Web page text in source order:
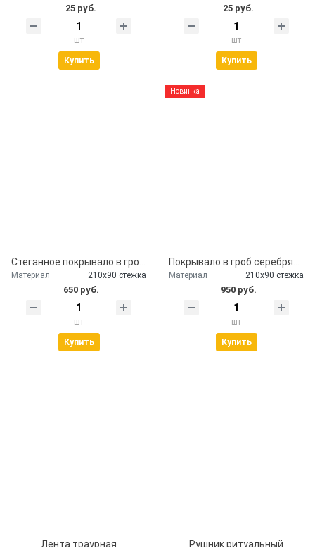
25 руб.
шт
Купить
25 руб.
шт
Купить
Стеганное покрывало в гроб церковь
Материал 210х90 стежка
650 руб.
шт
Купить
Новинка
Покрывало в гроб серебряное
Материал 210х90 стежка
950 руб.
шт
Купить
Лента траурная Рушник ритуальный